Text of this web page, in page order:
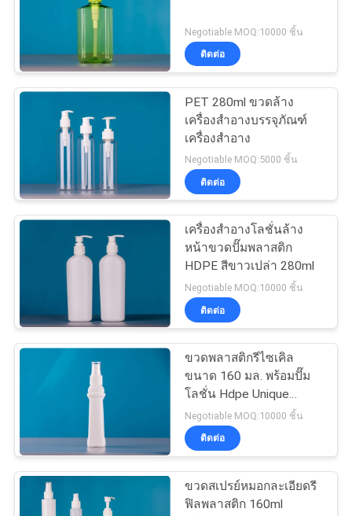
ขวดสเปรย์น้ำหอม
ขวดของเหลว
ขวดหยดพลาสติก
15
48
Negotiable MOQ:10000 ชิ้น
ติดต่อ
PET 280ml ขวดล้าง
เครื่องสำอางบรรจุภัณฑ์
เครื่องสำอาง
Negotiable MOQ:5000 ชิ้น
ติดต่อ
เครื่องสำอางโลชั่นล้าง
หน้าขวดปั๊มพลาสติก
HDPE สีขาวเปล่า 280ml
Negotiable MOQ:10000 ชิ้น
ติดต่อ
ขวดพลาสติกรีไซเคิล
ขนาด 160 มล. พร้อมปั๊ม
โลชั่น Hdpe Unique
Shaped
Negotiable MOQ:10000 ชิ้น
ติดต่อ
ขวดสเปรย์หมอกละเอียดรี
ฟิลพลาสติก 160ml